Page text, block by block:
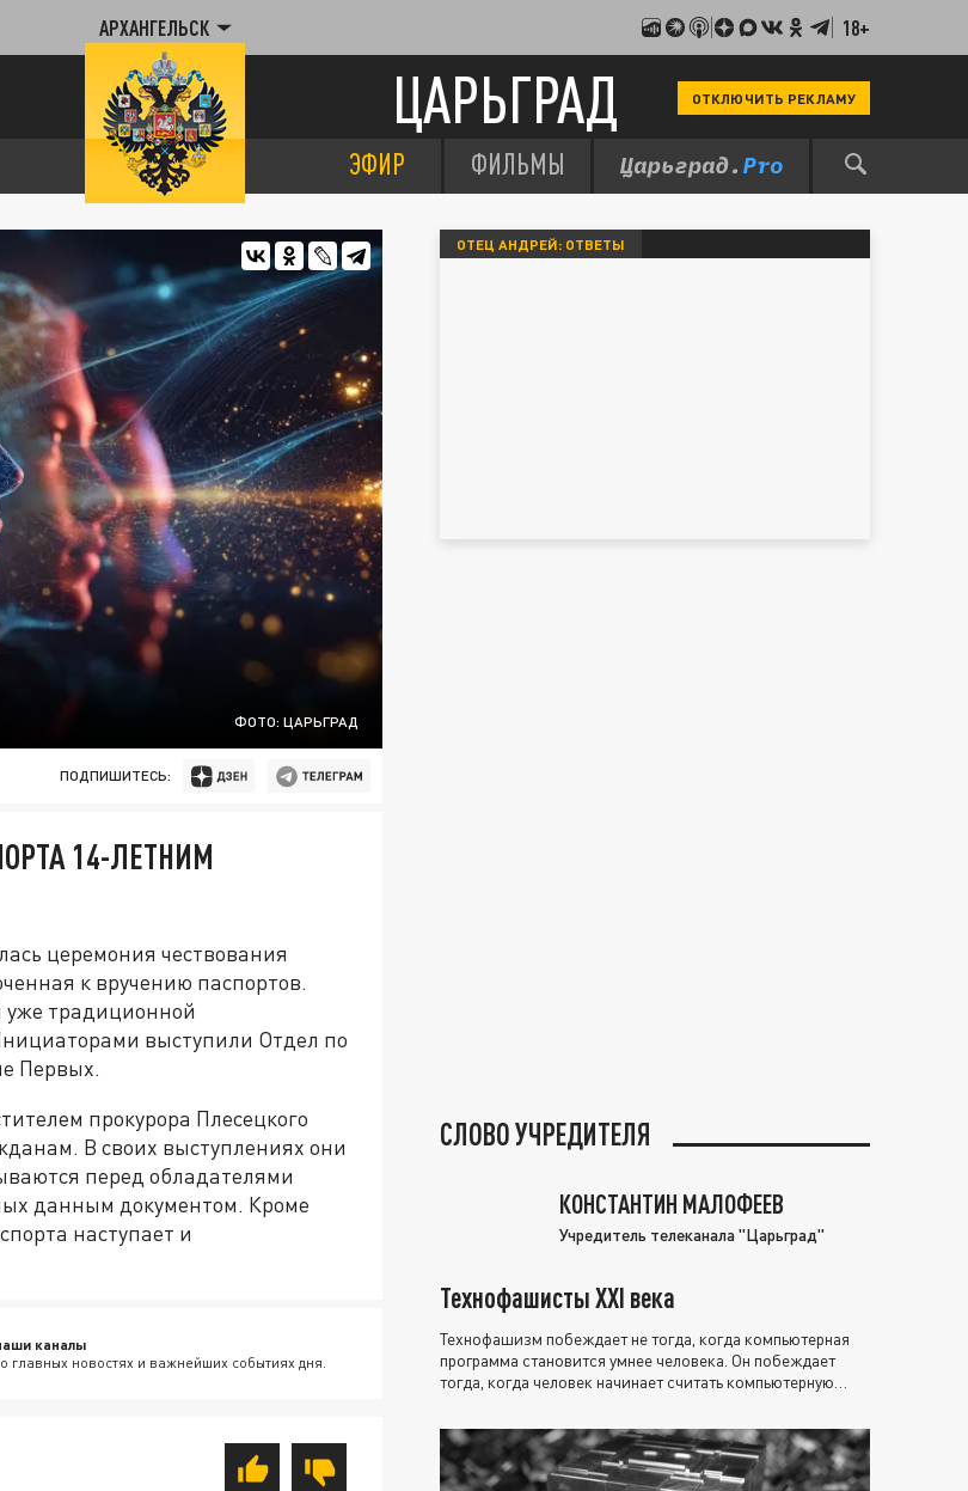
АРХАНГЕЛЬСК 18+
ЦАРЬГРАД ОТКЛЮЧИТЬ РЕКЛАМУ
ЭФИР ФИЛЬМЫ
ФОТО: ЦАРЬГРАД
ПОДПИШИТЕСЬ:
14-ЛЕТНИМ
церемония чествования
к вручению паспортов.
уже традиционной
выступили Отдел по
Первых.
прокурора Плесецкого
В своих выступлениях они
перед обладателями
данным документом. Кроме
наступает и
каналы
главных новостях и важнейших событиях дня.
ОТЕЦ АНДРЕЙ: ОТВЕТЫ
СЛОВО УЧРЕДИТЕЛЯ
КОНСТАНТИН МАЛОФЕЕВ
Учредитель телеканала "Царьград"
Технофашисты XXI века
Технофашизм побеждает не тогда, когда компьютерная
программа становится умнее человека. Он побеждает
тогда, когда человек начинает считать компьютерную